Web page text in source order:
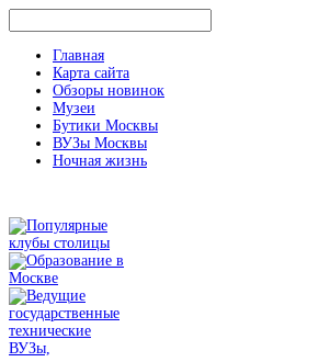
Главная
Карта сайта
Обзоры новинок
Музеи
Бутики Москвы
ВУЗы Москвы
Ночная жизнь